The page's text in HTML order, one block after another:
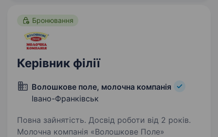
Бронювання
Керівник філії
Волошкове поле, молочна компанія
Івано-Франківськ
Повна зайнятість. Досвід роботи від 2 років.
Молочна компанія «Волошкове Поле»